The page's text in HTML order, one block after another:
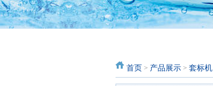
首页 > 产品展示 > 套标机